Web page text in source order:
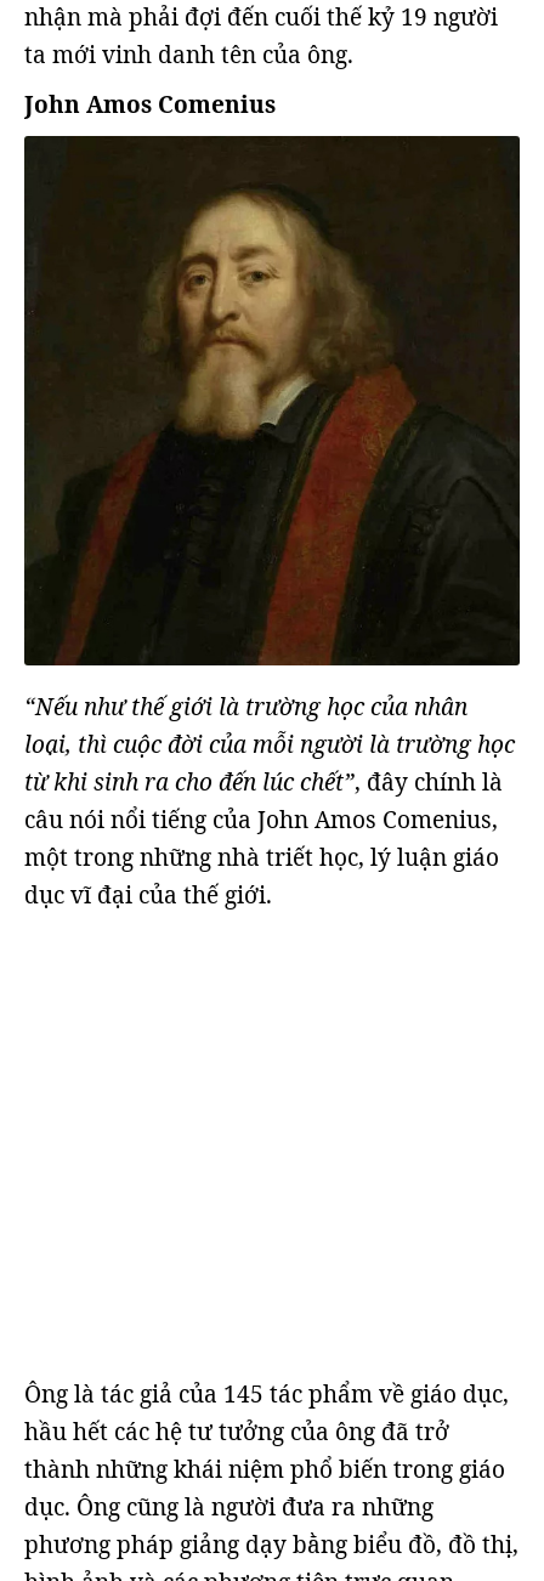
nhận mà phải đợi đến cuối thế kỷ 19 người
ta mới vinh danh tên của ông.
John Amos Comenius
“Nếu như thế giới là trường học của nhân
loại, thì cuộc đời của mỗi người là trường học
từ khi sinh ra cho đến lúc chết”, đây chính là
câu nói nổi tiếng của John Amos Comenius,
một trong những nhà triết học, lý luận giáo
dục vĩ đại của thế giới.
Ông là tác giả của 145 tác phẩm về giáo dục,
hầu hết các hệ tư tưởng của ông đã trở
thành những khái niệm phổ biến trong giáo
dục. Ông cũng là người đưa ra những
phương pháp giảng dạy bằng biểu đồ, đồ thị,